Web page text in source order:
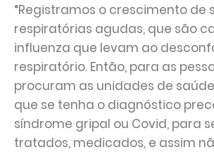
“Registramos o crescimento de
respiratórias agudas, que são
influenza que levam ao
respiratório. Então, para as
procuram as unidades de
que se tenha o diagnóstico
síndrome gripal ou Covid, para
tratados, medicados, e assim